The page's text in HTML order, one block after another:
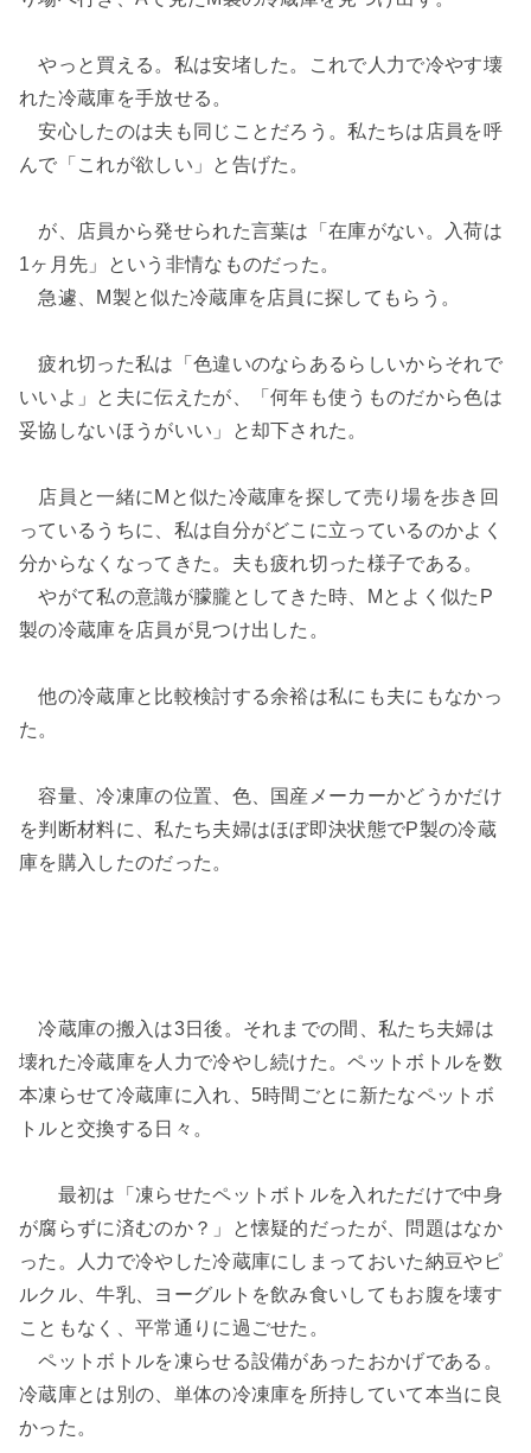
やっと買える。私は安堵した。これで人力で冷やす壊
れた冷蔵庫を手放せる。
安心したのは夫も同じことだろう。私たちは店員を呼
んで「これが欲しい」と告げた。
が、店員から発せられた言葉は「在庫がない。入荷は
1ヶ月先」という非情なものだった。
急遽、M製と似た冷蔵庫を店員に探してもらう。
疲れ切った私は「色違いのならあるらしいからそれで
いいよ」と夫に伝えたが、「何年も使うものだから色は
妥協しないほうがいい」と却下された。
店員と一緒にMと似た冷蔵庫を探して売り場を歩き回
っているうちに、私は自分がどこに立っているのかよく
分からなくなってきた。夫も疲れ切った様子である。
やがて私の意識が朦朧としてきた時、Mとよく似たP
製の冷蔵庫を店員が見つけ出した。
他の冷蔵庫と比較検討する余裕は私にも夫にもなかっ
た。
容量、冷凍庫の位置、色、国産メーカーかどうかだけ
を判断材料に、私たち夫婦はほぼ即決状態でP製の冷蔵
庫を購入したのだった。
冷蔵庫の搬入は3日後。それまでの間、私たち夫婦は
壊れた冷蔵庫を人力で冷やし続けた。ペットボトルを数
本凍らせて冷蔵庫に入れ、5時間ごとに新たなペットボ
トルと交換する日々。
最初は「凍らせたペットボトルを入れただけで中身
が腐らずに済むのか？」と懐疑的だったが、問題はなか
った。人力で冷やした冷蔵庫にしまっておいた納豆やピ
ルクル、牛乳、ヨーグルトを飲み食いしてもお腹を壊す
こともなく、平常通りに過ごせた。
ペットボトルを凍らせる設備があったおかげである。
冷蔵庫とは別の、単体の冷凍庫を所持していて本当に良
かった。